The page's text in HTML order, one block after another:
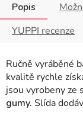
Popis
YUPPI recenze
Ručně vyráběné
kvalitě rychle
jsou vyrobeny ze
gumy. Slída